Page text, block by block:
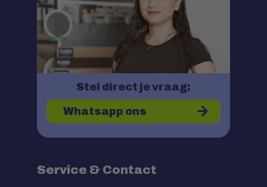
Stel direct je vraag:
Whatsapp ons
Service & Contact